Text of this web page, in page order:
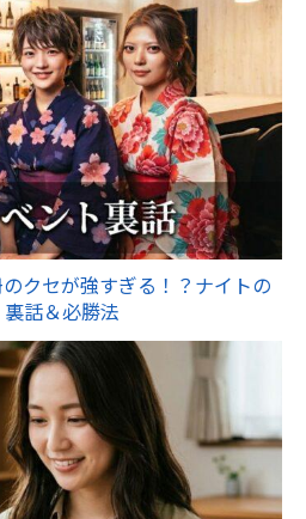
のクセが強すぎる！？ナイトの
話＆必勝法